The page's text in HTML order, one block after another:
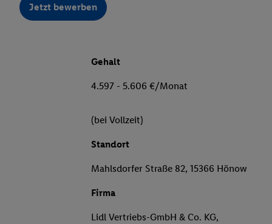
Jetzt bewerben
Gehalt
4.597 - 5.606 €/Monat
(bei Vollzeit)
Standort
Mahlsdorfer Straße 82, 15366 Hönow
Firma
Lidl Vertriebs-GmbH & Co. KG,